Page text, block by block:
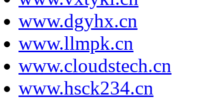
www.dgyhx.cn
www.llmpk.cn
www.cloudstech.cn
www.hsck234.cn